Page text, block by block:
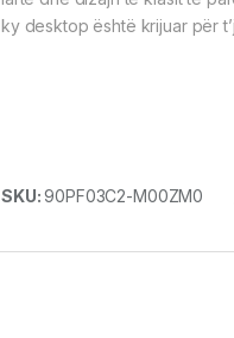
ky desktop është krijuar për
SKU:90PF03C2-M00ZM0